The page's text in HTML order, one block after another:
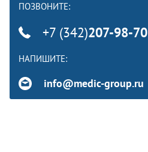
ПОЗВОНИТЕ:
+7 (342)207-98-70
НАПИШИТЕ:
info@medic-group.ru